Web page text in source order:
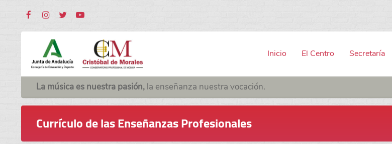
Inicio El Centro Secretaría
La música es nuestra pasión, la enseñanza nuestra vocación.
Currículo de las Enseñanzas Profesionales